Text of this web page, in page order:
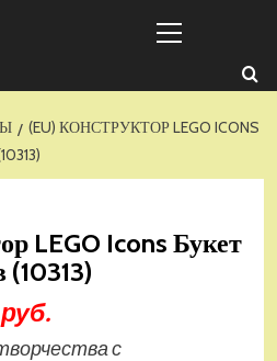
меню
(EU) КОНСТРУКТОР LEGO ICONS
LEGO Icons Букет
с